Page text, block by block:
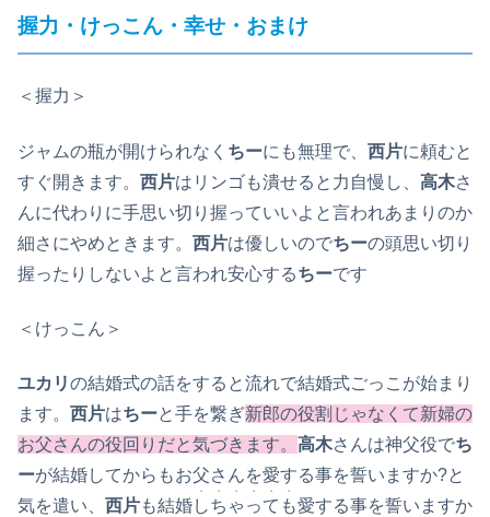
握力・けっこん・幸せ・おまけ
＜握力＞
ジャムの瓶が開けられなく ちーにも無理で、 西片に頼むと
すぐ開きます。 西片はリンゴも潰せると力自慢し、 高木さ
んに代わりに手思い切り握っていいよと言われあまりのか
細さにやめときます。 西片は優しいのでちーの頭思い切り
握ったりしないよと言われ安心するちーです
＜けっこん＞
ユカリの結婚式の話をすると流れで結婚式ごっこが始まり
ます。 西片はちーと手を繋ぎ新郎の役割じゃなくて新婦の
お父さんの役回りだと気づきます。 高木さんは神父役でち
ーが結婚してからもお父さんを愛する事を誓いますか?と
気を遣い、 西片も結婚しちゃっても
・・・・・・
愛する事を誓いますか